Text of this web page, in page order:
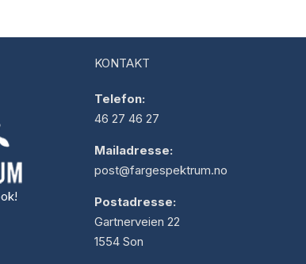
KONTAKT
Telefon:
46 27 46 27
Mailadresse:
post@fargespektrum.no
Postadresse:
Gartnerveien 22
1554 Son